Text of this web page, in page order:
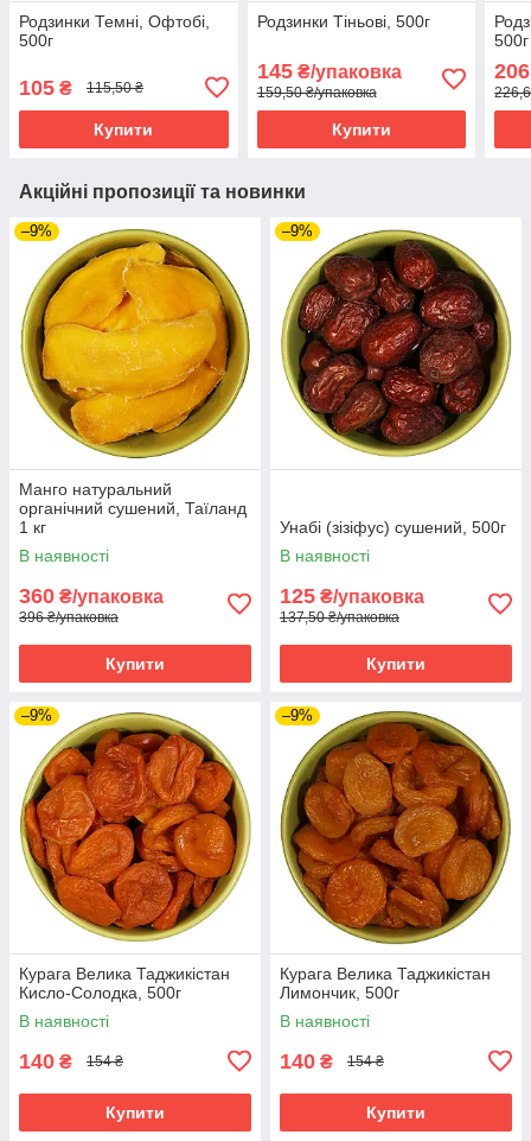
Родзинки Темні, Офтобі,
500г
105 ₴ 115,50 ₴
Купити
Родзинки Тіньові, 500г
145₴/упаковка
159,50 ₴/упаковка
Купити
500г
206
Акційні пропозиції та новинки
–9%
Манго натуральний
органічний сушений, Таїланд
1 кг
В наявності
360 ₴/упаковка
396 ₴/упаковка
Купити
–9%
Унабі (зізіфус) сушений, 500г
В наявності
125 ₴/упаковка
137,50 ₴/упаковка
Купити
–9%
Курага Велика Таджикістан
Кисло-Солодка, 500г
В наявності
140 ₴ 154 ₴
Купити
–9%
Курага Велика Таджикістан
Лимончик, 500г
В наявності
140 ₴ 154 ₴
Купити